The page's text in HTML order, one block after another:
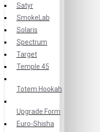
Satyr
SmokeLab
Solaris
Spectrum
Target
Temple 45
Totem Hookah
Upgrade Form
Еuro-Shisha